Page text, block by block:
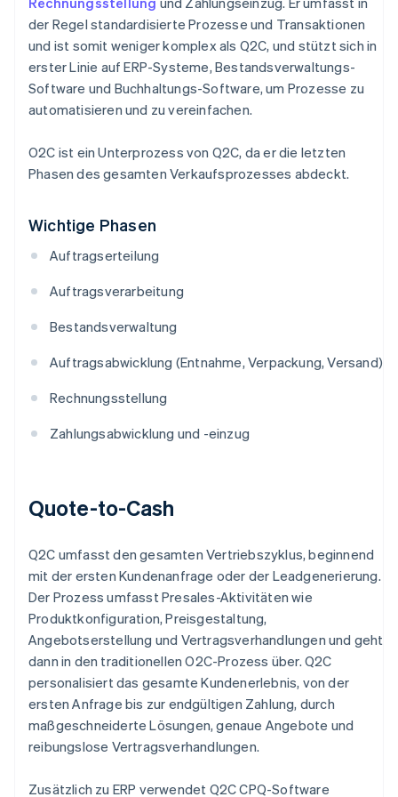
der Regel standardisierte Prozesse und Transaktionen
und ist somit weniger komplex als Q2C, und stützt sich in
erster Linie auf ERP-Systeme, Bestandsverwaltungs-
Software und Buchhaltungs-Software, um Prozesse zu
automatisieren und zu vereinfachen.
O2C ist ein Unterprozess von Q2C, da er die letzten
Phasen des gesamten Verkaufsprozesses abdeckt.
Wichtige Phasen
Auftragserteilung
Auftragsverarbeitung
Bestandsverwaltung
Auftragsabwicklung (Entnahme, Verpackung, Versand)
Rechnungsstellung
Zahlungsabwicklung und -einzug
Quote-to-Cash
Q2C umfasst den gesamten Vertriebszyklus, beginnend
mit der ersten Kundenanfrage oder der Leadgenerierung.
Der Prozess umfasst Presales-Aktivitäten wie
Produktkonfiguration, Preisgestaltung,
Angebotserstellung und Vertragsverhandlungen und geht
dann in den traditionellen O2C-Prozess über. Q2C
personalisiert das gesamte Kundenerlebnis, von der
ersten Anfrage bis zur endgültigen Zahlung, durch
maßgeschneiderte Lösungen, genaue Angebote und
reibungslose Vertragsverhandlungen.
Zusätzlich zu ERP verwendet Q2C CPQ-Software